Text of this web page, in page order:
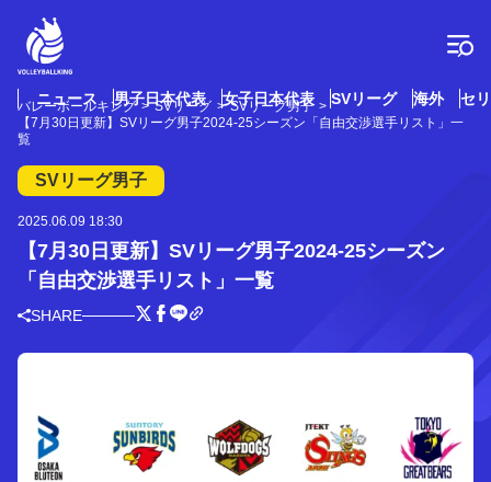
ニュース 男子日本代表 女子日本代表 SVリーグ 海外 セ
バレーボールキング SVリーグ
SVリーグ男子
【7月30日更新】SVリーグ男子2024-25シーズン「自由交渉選手リスト」一
覧
SVリーグ男子
2025.06.09 18:30
【7月30日更新】SVリーグ男子2024-25シーズン
「自由交渉選手リスト」一覧
SHARE